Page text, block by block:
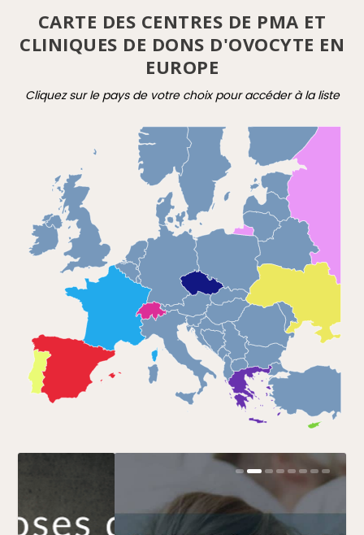
CARTE DES CENTRES DE PMA ET
CLINIQUES DE DONS D'OVOCYTE EN
EUROPE
Cliquez sur le pays de votre choix pour accéder à la liste